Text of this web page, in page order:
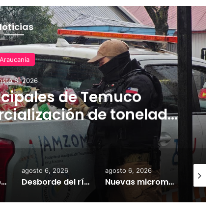
Araucanía
6, 2026
de Temuco
de tonelada
asiática ilegal
Empresarios de Angol donan cuatro hectáreas para apoyar reubicación de familias afectadas por inundaciones
agosto 6, 2026
Desborde del río Imperial mantiene aisladas a miles de personas y deja viviendas bajo el agua en La Araucanía
agosto 6, 2026
Nuevas micromovilidades en Temuco: concejal Fredy Cartes destaca llegada de empresa Jet con tarifas más accesibles y mejores estándares de seguridad